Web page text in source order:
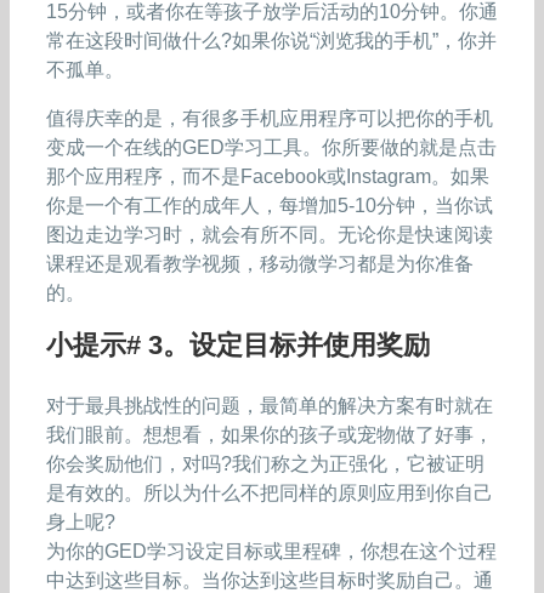
15分钟，或者你在等孩子放学后活动的10分钟。你通
常在这段时间做什么?如果你说“浏览我的手机”，你并
不孤单。
值得庆幸的是，有很多手机应用程序可以把你的手机
变成一个在线的GED学习工具。你所要做的就是点击
那个应用程序，而不是Facebook或Instagram。如果
你是一个有工作的成年人，每增加5-10分钟，当你试
图边走边学习时，就会有所不同。无论你是快速阅读
课程还是观看教学视频，移动微学习都是为你准备
的。
小提示# 3。设定目标并使用奖励
对于最具挑战性的问题，最简单的解决方案有时就在
我们眼前。想想看，如果你的孩子或宠物做了好事，
你会奖励他们，对吗?我们称之为正强化，它被证明
是有效的。所以为什么不把同样的原则应用到你自己
身上呢?
为你的GED学习设定目标或里程碑，你想在这个过程
中达到这些目标。当你达到这些目标时奖励自己。通